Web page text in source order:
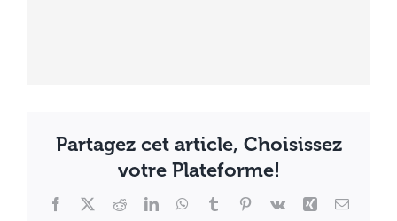
Partagez cet article, Choisissez
votre Plateforme!
Facebook
X RedditLinkedInWhatsApp
TumblrPinterest
Vk Xing Email